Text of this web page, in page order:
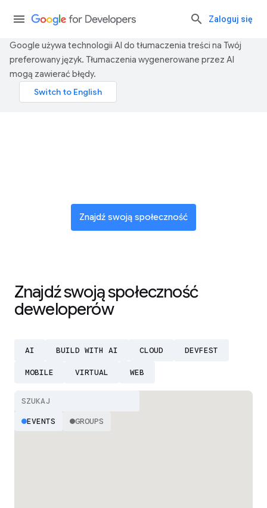
Zaloguj się
Google używa technologii AI do tłumaczenia treści na Twój
preferowany język. Tłumaczenia wygenerowane przez AI
mogą zawierać błędy.
Znajdź swoją społeczność
Znajdź swoją społeczność
deweloperów
AI BUILD WITH AI CLOUD DEVFEST
MOBILE VIRTUAL WEB
EVENTS GROUPS